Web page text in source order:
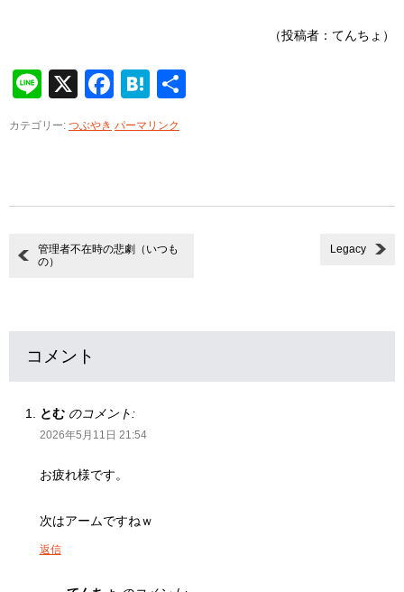
（投稿者：てんちょ）
Line
X Facebook
Hatena
カテゴリー: つぶやき パーマリンク
管理者不在時の悲劇（いつも
の）
Legacy
コメント
とむ のコメント:
2026年5月11日 21:54
お疲れ様です。
次はアームですねｗ
返信